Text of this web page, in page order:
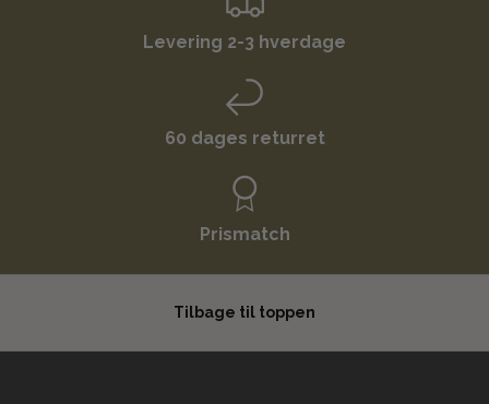
Levering 2-3 hverdage
60 dages returret
Prismatch
Tilbage til toppen